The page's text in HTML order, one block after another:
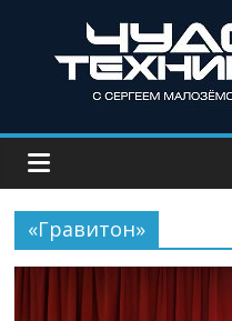
«Гравитон»